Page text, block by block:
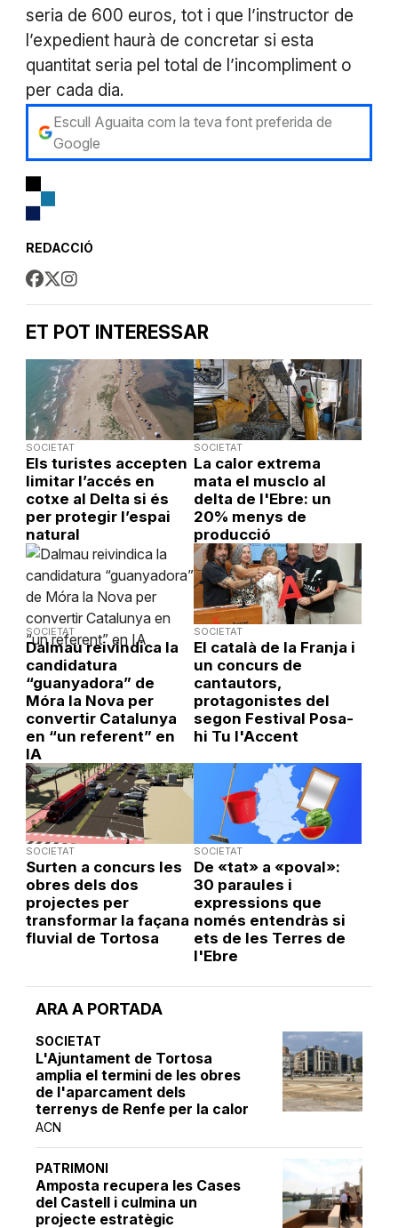
ARA A PORTADA
SOCIETAT
L'Ajuntament de Tortosa
amplia el termini de les obres
de l'aparcament dels
terrenys de Renfe per la calor
ACN
PATRIMONI
Amposta recupera les Cases
del Castell i culmina un
projecte estratègic
seria de 600 euros, tot i que l’instructor de
l’expedient haurà de concretar si esta
quantitat seria pel total de l’incompliment o
per cada dia.
Escull Aguaita com la teva font preferida de
Google
REDACCIÓ
ET POT INTERESSAR
SOCIETAT
Els turistes accepten
limitar l’accés en
cotxe al Delta si és
per protegir l’espai
natural
SOCIETAT
La calor extrema
mata el musclo al
delta de l'Ebre: un
20% menys de
producció
SOCIETAT
Dalmau reivindica la
candidatura
“guanyadora” de
Móra la Nova per
convertir Catalunya
en “un referent” en
IA
SOCIETAT
El català de la Franja i
un concurs de
cantautors,
protagonistes del
segon Festival Posa-
hi Tu l'Accent
SOCIETAT
Surten a concurs les
obres dels dos
projectes per
transformar la façana
fluvial de Tortosa
SOCIETAT
De «tat» a «poval»:
30 paraules i
expressions que
només entendràs si
ets de les Terres de
l'Ebre